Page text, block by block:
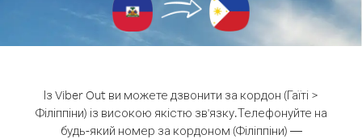
Із Viber Out ви можете дзвонити за кордон (Гаїті >
Філіппіни) із високою якістю зв'язку.Телефонуйте на
будь-який номер за кордоном (Філіппіни) —